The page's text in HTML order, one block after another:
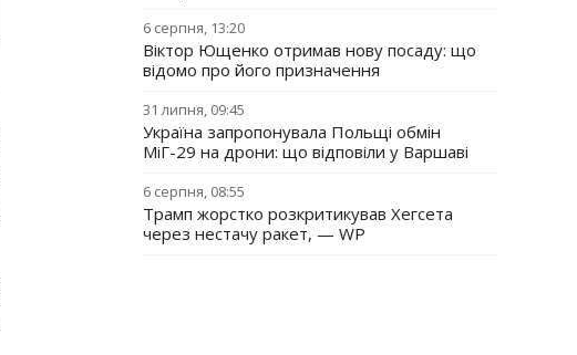
6 серпня, 13:20
Віктор Ющенко отримав нову посаду: що
відомо про його призначення
31 липня, 09:45
Україна запропонувала Польщі обмін
МіГ-29 на дрони: що відповіли у Варшаві
6 серпня, 08:55
Трамп жорстко розкритикував Хегсета
через нестачу ракет, — WP